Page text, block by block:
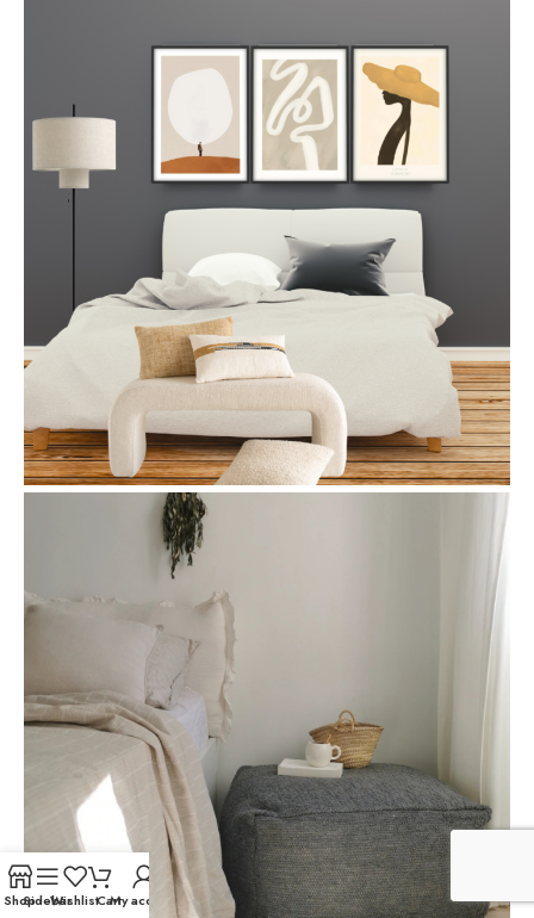
ShopSidebarWishlistCartMy account